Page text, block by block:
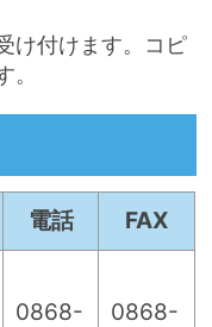
け付けます。コピ
電話 FAX
0868-
0868-